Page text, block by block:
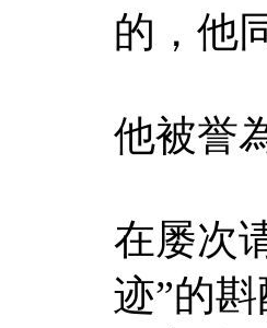
的，他
他被誉
在屡次
迹”的